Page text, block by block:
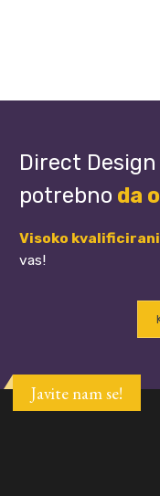
Direct
potrebno da
Visoko
vas!
Javite nam se!